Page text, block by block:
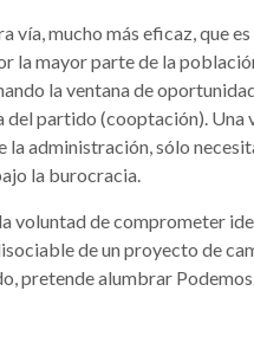
vía, mucho más eficaz, que
la mayor parte de la
la ventana de
del partido (cooptación). Una
la administración, sólo
la burocracia.
voluntad de comprometer
de un proyecto de
pretende alumbrar